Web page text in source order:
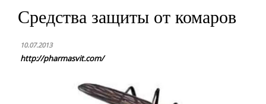
Средства защиты от комаров
10.07.2013
http://pharmasvit.com/